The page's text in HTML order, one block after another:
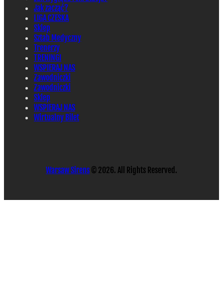
Jak zacząć?
LIGA CZESKA
Sklep
Sztab Medyczny
Trenerzy
TRENINGI
WSPIERAJ NAS
Zawodniczki
Zawodniczki
Sklep
WSPIERAJ NAS
Wirtualny Bilet
Warsaw Sirens © 2026. All Rights Reserved.